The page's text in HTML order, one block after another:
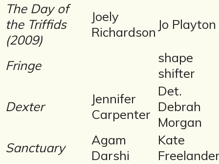
The Day of
the Triffids
(2009)
Joely
Richardson Jo Playton
Fringe
shape
shifter
Dexter
Jennifer
Carpenter
Det.
Debrah
Morgan
Sanctuary
Agam
Darshi
Kate